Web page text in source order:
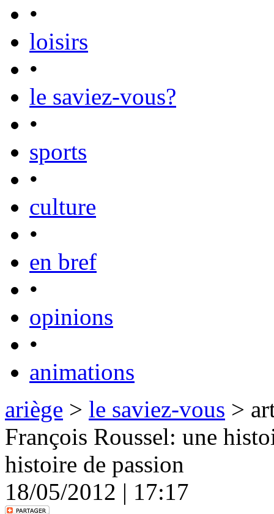
•
loisirs
•
le saviez-vous?
•
sports
•
culture
•
en bref
•
opinions
•
animations
ariège > le saviez-vous >
François Roussel: une
histoire de passion
18/05/2012 | 17:17